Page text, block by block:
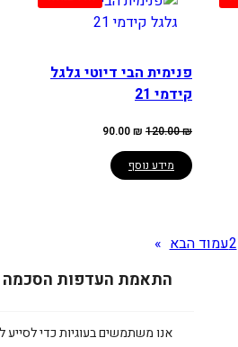
התאמת העדפות הסכמה
אנו משתמשים בעוגיות כדי לסייע
פנימית הבי דיוטי גלגל
קידמי 21
120.00₪ המחיר
היה:
120.00 ₪.
90.00₪
מידע נוסף
2עמוד הבא »